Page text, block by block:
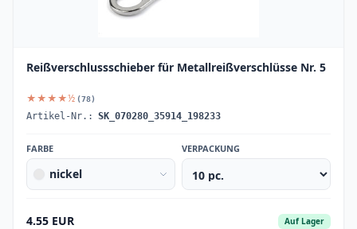
Reißverschlussschieber für Metallreißverschlüsse Nr. 5
★★★★½ (78)
Artikel-Nr.: SK_070280_35914_198233
FARBE
nickel
VERPACKUNG
4.55 EUR Auf Lager